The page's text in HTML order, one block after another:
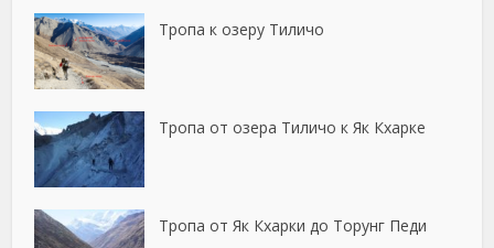
Тропа к озеру Тиличо
Тропа от озера Тиличо к Як Кхарке
Тропа от Як Кхарки до Торунг Педи